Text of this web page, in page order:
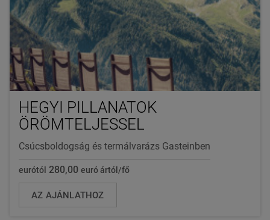
HEGYI PILLANATOK
ÖRÖMTELJESSEL
Csúcsboldogság és termálvarázs Gasteinben
eurótól 280,00 euró ártól/fő
AZ AJÁNLATHOZ